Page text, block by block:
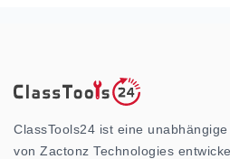
ClassTools24 ist eine
von Zactonz Technologies